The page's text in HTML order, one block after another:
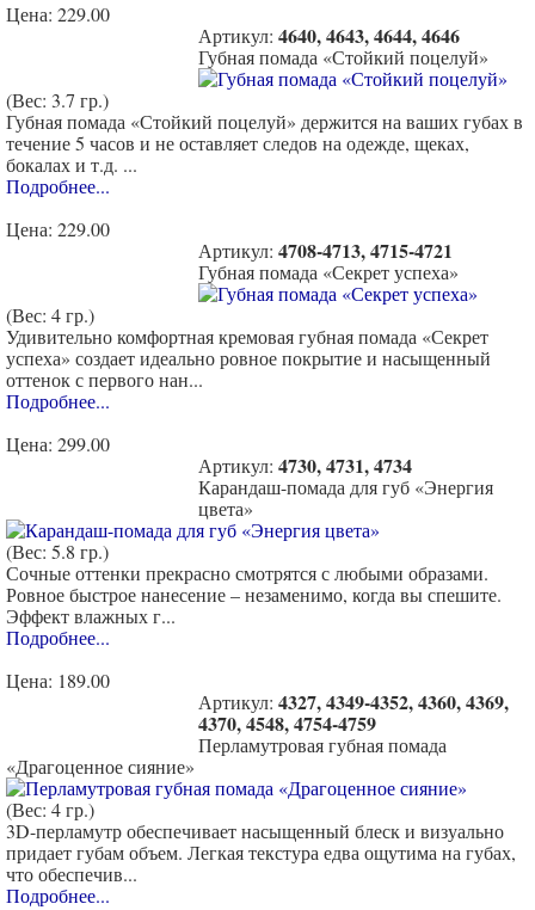
Цена: 229.00
Артикул: 4640, 4643, 4644, 4646
Губная помада «Стойкий поцелуй»
(Вес: 3.7 гр.)
Губная помада «Стойкий поцелуй» держится на ваших губах в
течение 5 часов и не оставляет следов на одежде, щеках,
бокалах и т.д. ...
Подробнее...
Цена: 229.00
Артикул: 4708-4713, 4715-4721
Губная помада «Секрет успеха»
(Вес: 4 гр.)
Удивительно комфортная кремовая губная помада «Секрет
успеха» создает идеально ровное покрытие и насыщенный
оттенок с первого нан...
Подробнее...
Цена: 299.00
Артикул: 4730, 4731, 4734
Карандаш-помада для губ «Энергия
цвета»
(Вес: 5.8 гр.)
Сочные оттенки прекрасно смотрятся с любыми образами.
Ровное быстрое нанесение – незаменимо, когда вы спешите.
Эффект влажных г...
Подробнее...
Цена: 189.00
Артикул: 4327, 4349-4352, 4360, 4369,
4370, 4548, 4754-4759
Перламутровая губная помада
«Драгоценное сияние»
(Вес: 4 гр.)
3D-перламутр обеспечивает насыщенный блеск и визуально
придает губам объем. Легкая текстура едва ощутима на губах,
что обеспечив...
Подробнее...